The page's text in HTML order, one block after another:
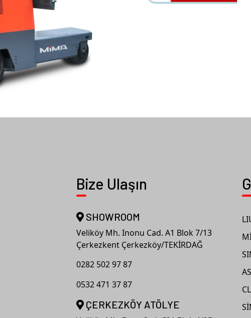
Bize Ulaşın
SHOWROOM
Veliköy Mh. Inonu Cad. A1 Blok 7/13
Çerkezkent Çerkezköy/TEKİRDAĞ
0282 502 97 87
0532 471 37 87
ÇERKEZKÖY ATÖLYE